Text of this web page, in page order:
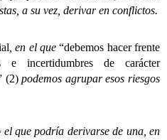
a su vez, derivar en conflictos.
, en el que“debemos hacer frente
incertidumbres de carácter
(2)podemos agrupar esos riesgos
el que podría derivarse de una, en